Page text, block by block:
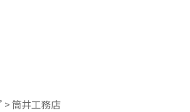
> 筒井工務店